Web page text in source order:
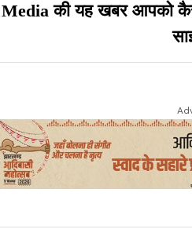
की यह खबर आपको